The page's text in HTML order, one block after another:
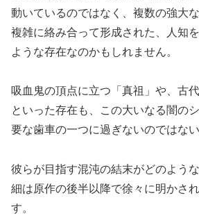
動いているのではなく、複数の強大
複雑に絡み合って形成された、人知
ような存在なのかもしれません。
吸血鬼の頂点に立つ「真祖」や、古
といった存在も、この大いなる闇の
要な歯車の一つに過ぎないのではない
彼らが目指す混沌の結末がどのよう
細は原作の後半以降で徐々に明かさ
す。